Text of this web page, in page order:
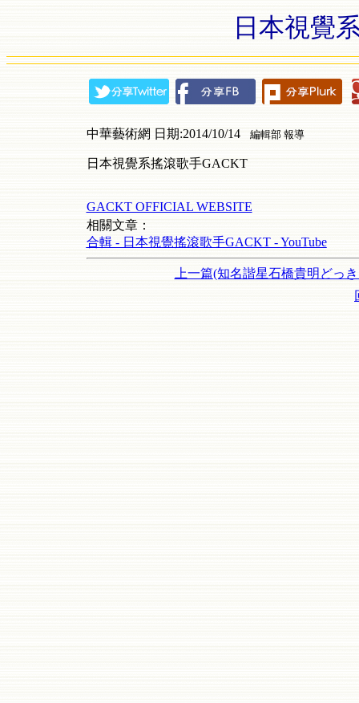
日本視覺
中華藝術網 日期:2014/10/14 編輯部 報導
日本視覺系搖滾歌手GACKT
GACKT OFFICIAL WEBSITE
相關文章：
合輯 - 日本視覺搖滾歌手GACKT - YouTube
上一篇(知名諧星石橋貴明どっ